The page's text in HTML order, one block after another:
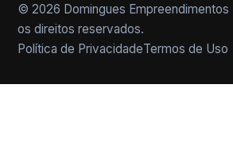
© 2026 Domingues Empreendimentos
os direitos reservados.
Política de PrivacidadeTermos de Uso